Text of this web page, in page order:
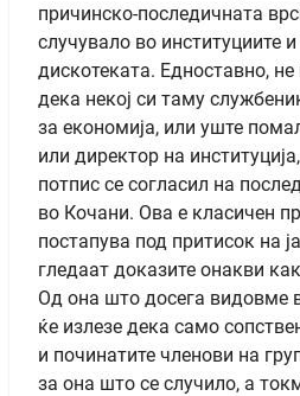
причинско-последичната
случувало во институциите
дискотеката. Едноставно,
дека некој си таму
за економија, или уште
или директор на
потпис се согласил на
во Кочани. Ова е класичен
постапува под притисок на
гледаат доказите онакви
Од она што досега видовме
ќе излезе дека само
и починатите членови на
за она што се случило, а